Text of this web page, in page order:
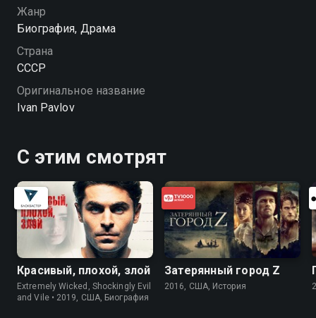
Петровича Павлова
Жанр
Биография, Драма
Страна
СССР
Оригинальное название
Ivan Pavlov
С этим смотрят
Красивый, плохой, злой
Extremely Wicked, Shockingly Evil
and Vile • 2019, США, Биография
Затерянный город Z
2016, США, История